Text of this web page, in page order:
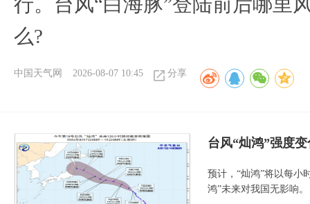
么?
中国天气网 2026-08-07 10:45 分享
台风“灿鸿”强度
预计，“灿鸿”将以每小
鸿”未来对我国无影响。